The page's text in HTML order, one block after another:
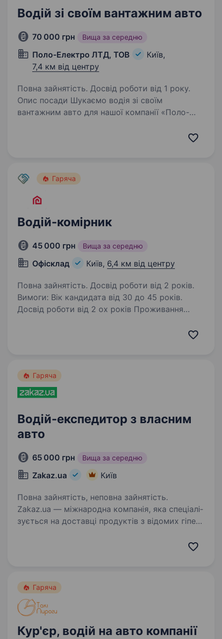
Водій зі своїм вантажним авто
70 000 грн Вища за середню
Поло-Електро ЛТД, ТОВ
Київ,
7,4 км від центру
Повна зайнятість. Досвід роботи від 1 року.
Опис посади Шукаємо водія зі своїм
вантажним авто для нашої компанії «Поло-
полягатиме у забезпеченні доставки товарів.
Гаряча
Водій-комірник
45 000 грн Вища за середню
Офісклад Київ, 6,4 км від центру
Повна зайнятість. Досвід роботи від 2 років.
Вимоги: Вік кандидата від 30 до 45 років.
Досвід роботи від 2 ох років Проживання
Гаряча
Водій-експедитор з власним
авто
65 000 грн Вища за середню
Zakaz.ua Київ
Повна зайнятість, неповна зайнятість.
Zakaz.ua — між­на­ро­дна ком­па­нія, яка спе­ці­а­лі­
зу­є­ться на до­став­ці про­ду­ктів з відомих гі­пер­
ЕКО мар­кет, Тав­рія В, UltraMarket, Во­сторг, КО­
Гаряча
Кур'єр, водій на авто компанії